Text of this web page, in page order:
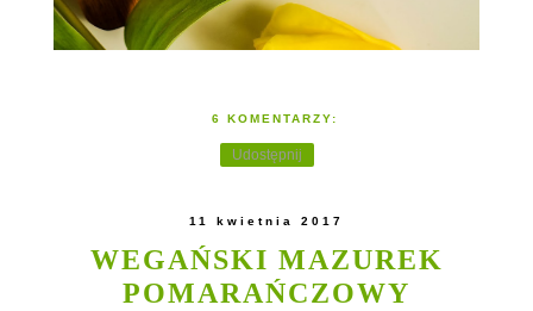
6 KOMENTARZY:
Udostępnij
11 kwietnia 2017
WEGAŃSKI MAZUREK
POMARAŃCZOWY